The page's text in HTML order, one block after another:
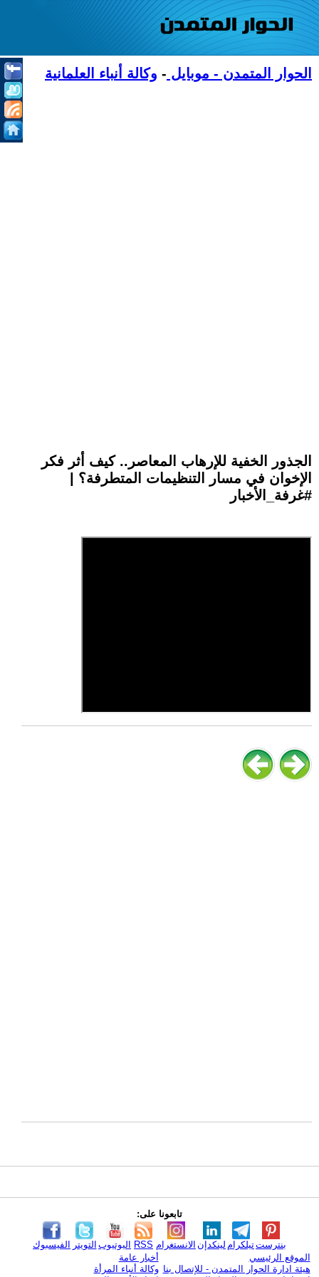
الحوار المتمدن - موبايل - وكالة أنباء العلمانية
الجذور الخفية للإرهاب المعاصر.. كيف أثر فكر
الإخوان في مسار التنظيمات المتطرفة؟ |
#غرفة_الأخبار
تابعونا على:
الفيسبوك التويتر اليوتيوب RSS الانستغرام لينكدإن تيلكرامبنترست
الموقع الرئيسي
هيئة ادارة الحوار المتمدن - للإتصال بنا
أخبار عامة
وكالة أنباء المرأة